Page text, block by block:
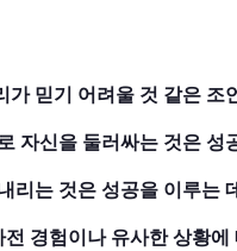
믿기 어려울 것 같은
자신을 둘러싸는 것은 성
리는 것은 성공을 이루는
경험이나 유사한 상황